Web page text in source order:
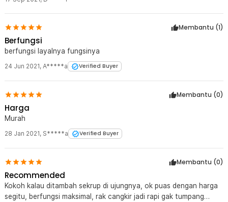
Membantu (1)
Berfungsi
berfungsi layalnya fungsinya
24 Jun 2021, A*****a Verified Buyer
Membantu (0)
Harga
Murah
28 Jan 2021, S*****a Verified Buyer
Membantu (0)
Recommended
Kokoh kalau ditambah sekrup di ujungnya, ok puas dengan harga
segitu, berfungsi maksimal, rak cangkir jadi rapi gak tumpang